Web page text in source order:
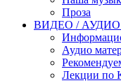
Проза
ВИДЕО /
Аудио
Лекции по